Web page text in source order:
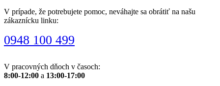
V prípade, že potrebujete pomoc, neváhajte sa obrátiť na našu
zákaznícku linku:
0948 100 499
V pracovných dňoch v časoch:
8:00-12:00 a 13:00-17:00